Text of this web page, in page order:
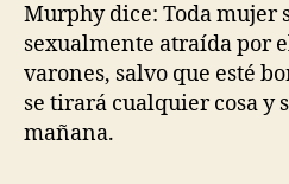
Murphy dice: Toda mujer
sexualmente atraída por
varones, salvo que esté
se tirará cualquier cosa y
mañana.